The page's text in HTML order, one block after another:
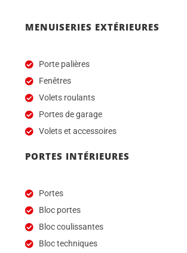
MENUISERIES EXTÉRIEURES
Porte palières
Fenêtres
Volets roulants
Portes de garage
Volets et accessoires
PORTES INTÉRIEURES
Portes
Bloc portes
Bloc coulissantes
Bloc techniques